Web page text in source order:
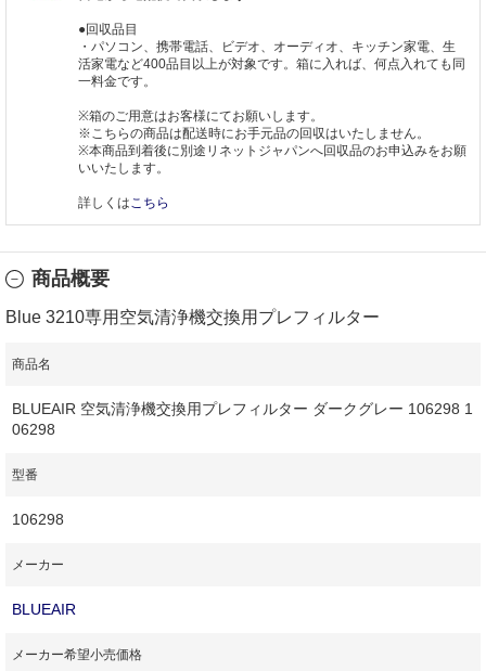
●回収品目
・パソコン、携帯電話、ビデオ、オーディオ、キッチン家電、生
活家電など400品目以上が対象です。箱に入れば、何点入れても同
一料金です。
※箱のご用意はお客様にてお願いします。
※こちらの商品は配送時にお手元品の回収はいたしません。
※本商品到着後に別途リネットジャパンへ回収品のお申込みをお願
いいたします。
詳しくは こちら
商品概要
Blue 3210専用空気清浄機交換用プレフィルター
商品名
BLUEAIR 空気清浄機交換用プレフィルター ダークグレー 106298 1
06298
型番
106298
メーカー
BLUEAIR
メーカー希望小売価格